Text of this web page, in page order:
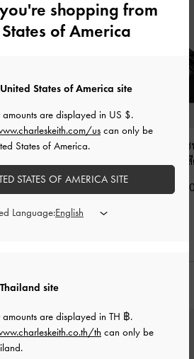
กระเป๋าโฮโบรุ่น Adalyn
฿3,390.00
กระเป๋าโฮโบดี
฿3,590.00
สไตล์ลุคด้วย
shopping from
of America
site
are displayed in TH ฿.
th can only be
States of America site
are displayed in US $.
us can only be
States of America.
STATES OF AMERICA SITE
Language: